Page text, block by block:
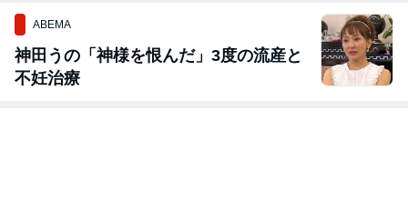
ABEMA
神田うの「神様を恨んだ」3度の流産と
不妊治療